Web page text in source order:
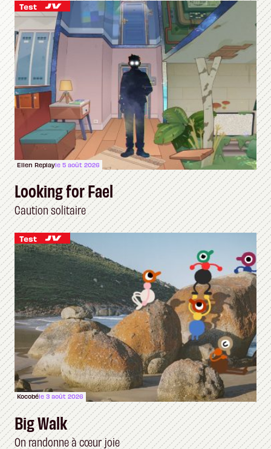
Test
Ellen Replayle 5 août 2026
Looking for Fael
Caution solitaire
Test
Kocobéle 3 août 2026
Big Walk
On randonne à cœur joie